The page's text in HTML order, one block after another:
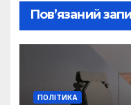
Пов’язаний
ПОЛІТИКА